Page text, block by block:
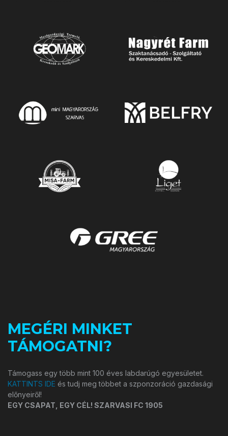
MEGÉRI MINKET
TÁMOGATNI?
Támogass egy több mint 100 éves labdarúgó egyesületet.
KATTINTS IDE és tudj meg többet a szponzoráció gazdasági
előnyeiről!
EGY CSAPAT, EGY CÉL! SZARVASI FC 1905